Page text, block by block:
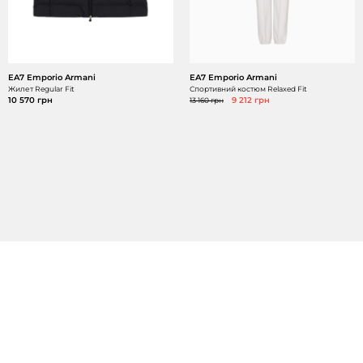
EA7 Emporio Armani
Жилет Regular Fit
10 570 грн
EA7 Emporio Armani
Спортивний костюм Relaxed Fit
13 160 грн
9 212 грн